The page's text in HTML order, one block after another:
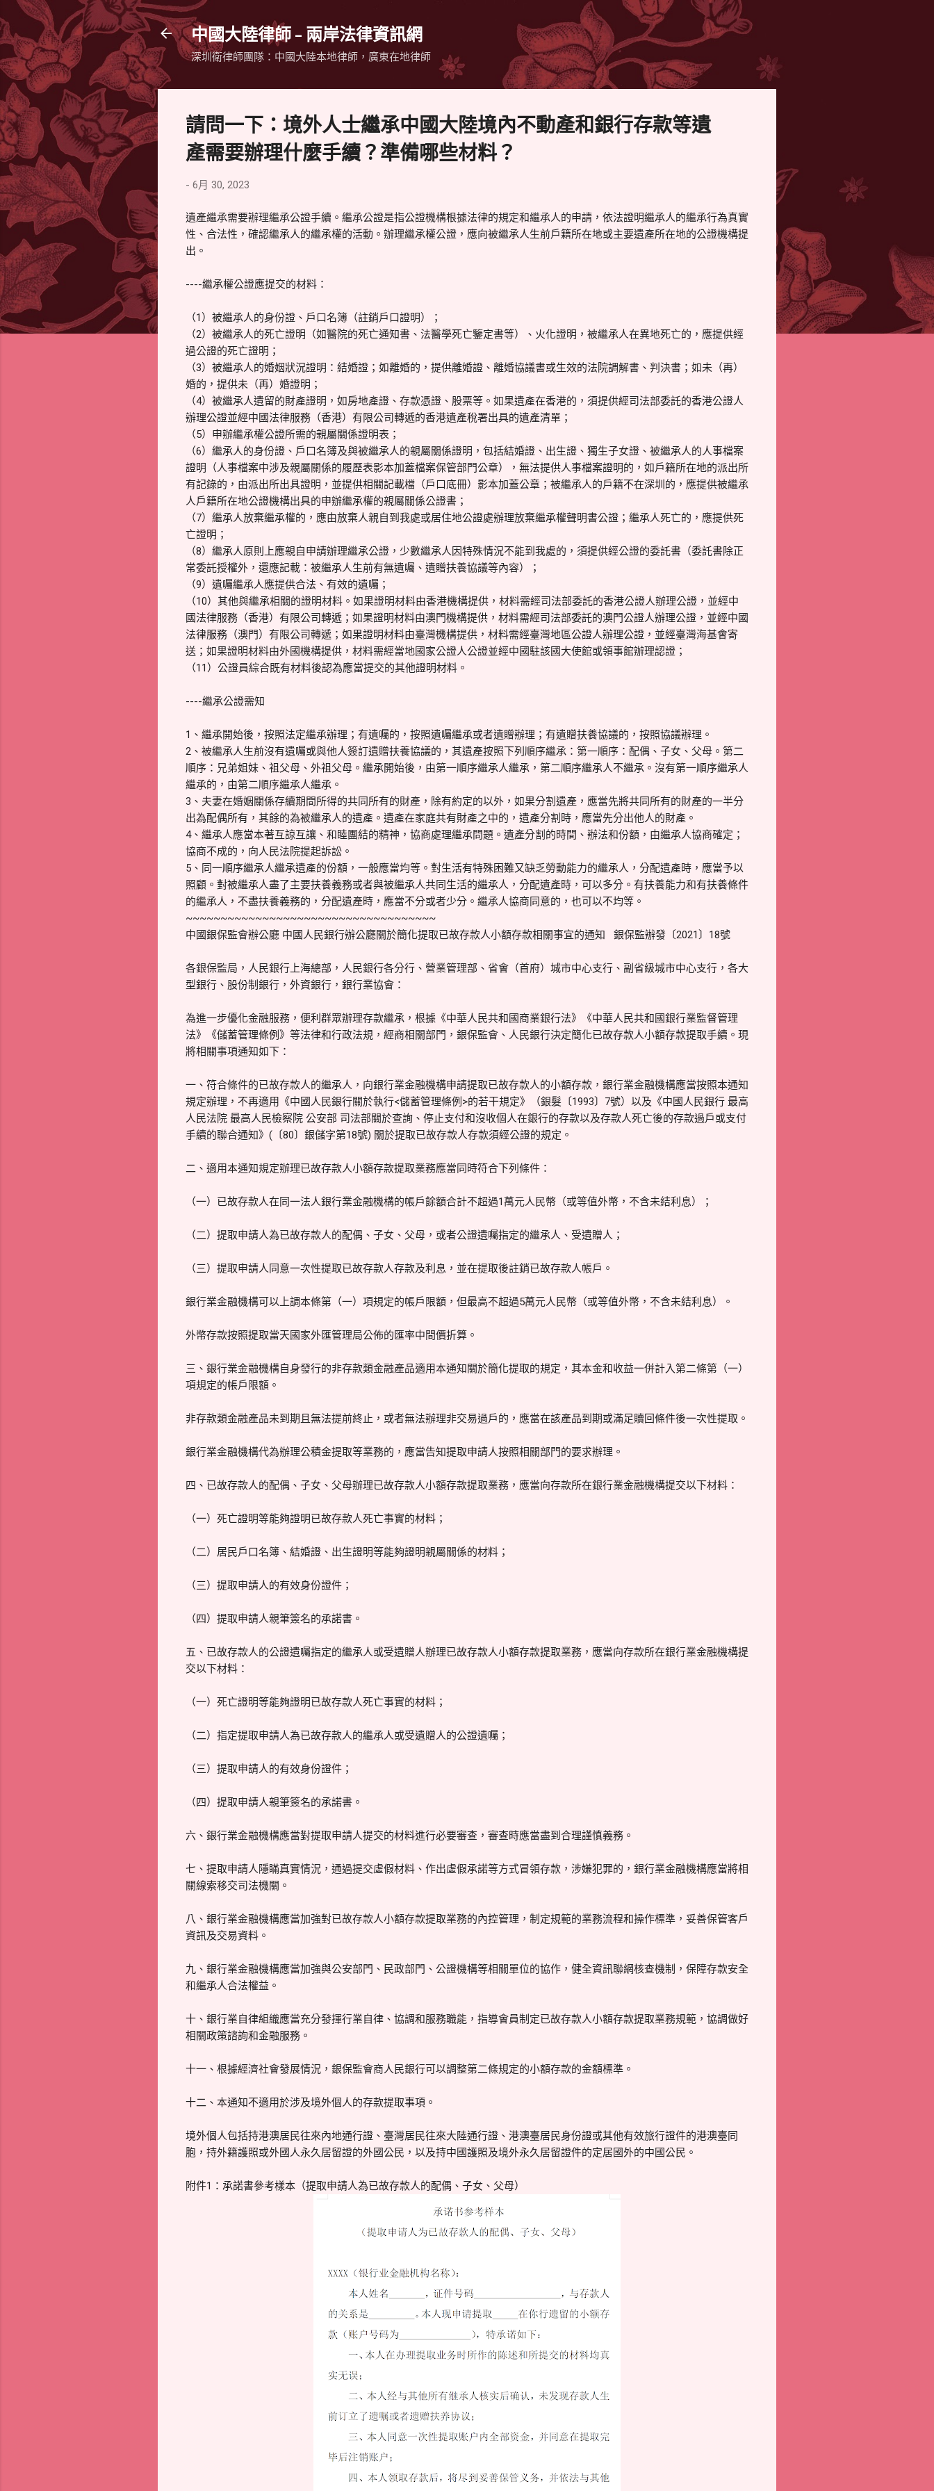
中國大陸律師 - 兩岸法律資訊網
深圳衛律師團隊：中國大陸本地律師，廣東在地律師
請問一下：境外人士繼承中國大陸境內不動產和銀行存款等遺
產需要辦理什麼手續？準備哪些材料？
- 6月 30, 2023
遺產繼承需要辦理繼承公證手續。繼承公證是指公證機構根據法律的規定和繼承人的申請，依法證明繼承人的繼承行為真實
性、合法性，確認繼承人的繼承權的活動。辦理繼承權公證，應向被繼承人生前戶籍所在地或主要遺產所在地的公證機構提
出。
----繼承權公證應提交的材料：
（1）被繼承人的身份證、戶口名簿（註銷戶口證明）；
（2）被繼承人的死亡證明（如醫院的死亡通知書、法醫學死亡鑒定書等）、火化證明，被繼承人在異地死亡的，應提供經
過公證的死亡證明；
（3）被繼承人的婚姻狀況證明：結婚證；如離婚的，提供離婚證、離婚協議書或生效的法院調解書、判決書；如未（再）
婚的，提供未（再）婚證明；
（4）被繼承人遺留的財產證明，如房地產證、存款憑證、股票等。如果遺產在香港的，須提供經司法部委託的香港公證人
辦理公證並經中國法律服務（香港）有限公司轉遞的香港遺產稅署出具的遺產清單；
（5）申辦繼承權公證所需的親屬關係證明表；
（6）繼承人的身份證、戶口名簿及與被繼承人的親屬關係證明，包括結婚證、出生證、獨生子女證、被繼承人的人事檔案
證明（人事檔案中涉及親屬關係的履歷表影本加蓋檔案保管部門公章），無法提供人事檔案證明的，如戶籍所在地的派出所
有記錄的，由派出所出具證明，並提供相關記載檔（戶口底冊）影本加蓋公章；被繼承人的戶籍不在深圳的，應提供被繼承
人戶籍所在地公證機構出具的申辦繼承權的親屬關係公證書；
（7）繼承人放棄繼承權的，應由放棄人親自到我處或居住地公證處辦理放棄繼承權聲明書公證；繼承人死亡的，應提供死
亡證明；
（8）繼承人原則上應親自申請辦理繼承公證，少數繼承人因特殊情況不能到我處的，須提供經公證的委託書（委託書除正
常委託授權外，還應記載：被繼承人生前有無遺囑、遺贈扶養協議等內容）；
（9）遺囑繼承人應提供合法、有效的遺囑；
（10）其他與繼承相關的證明材料。如果證明材料由香港機構提供，材料需經司法部委託的香港公證人辦理公證，並經中
國法律服務（香港）有限公司轉遞；如果證明材料由澳門機構提供，材料需經司法部委託的澳門公證人辦理公證，並經中國
法律服務（澳門）有限公司轉遞；如果證明材料由臺灣機構提供，材料需經臺灣地區公證人辦理公證，並經臺灣海基會寄
送；如果證明材料由外國機構提供，材料需經當地國家公證人公證並經中國駐該國大使館或領事館辦理認證；
（11）公證員綜合既有材料後認為應當提交的其他證明材料。
----繼承公證需知
1、繼承開始後，按照法定繼承辦理；有遺囑的，按照遺囑繼承或者遺贈辦理；有遺贈扶養協議的，按照協議辦理。
2、被繼承人生前沒有遺囑或與他人簽訂遺贈扶養協議的，其遺產按照下列順序繼承：第一順序：配偶、子女、父母。第二
順序：兄弟姐妹、祖父母、外祖父母。繼承開始後，由第一順序繼承人繼承，第二順序繼承人不繼承。沒有第一順序繼承人
繼承的，由第二順序繼承人繼承。
3、夫妻在婚姻關係存續期間所得的共同所有的財產，除有約定的以外，如果分割遺產，應當先將共同所有的財產的一半分
出為配偶所有，其餘的為被繼承人的遺產。遺產在家庭共有財產之中的，遺產分割時，應當先分出他人的財產。
4、繼承人應當本著互諒互讓、和睦團結的精神，協商處理繼承問題。遺產分割的時間、辦法和份額，由繼承人協商確定；
協商不成的，向人民法院提起訴訟。
5、同一順序繼承人繼承遺產的份額，一般應當均等。對生活有特殊困難又缺乏勞動能力的繼承人，分配遺產時，應當予以
照顧。對被繼承人盡了主要扶養義務或者與被繼承人共同生活的繼承人，分配遺產時，可以多分。有扶養能力和有扶養條件
的繼承人，不盡扶養義務的，分配遺產時，應當不分或者少分。繼承人協商同意的，也可以不均等。
~~~~~~~~~~~~~~~~~~~~~~~~~~~~~~~~~~~~
中國銀保監會辦公廳 中國人民銀行辦公廳關於簡化提取已故存款人小額存款相關事宜的通知 銀保監辦發〔2021〕18號
各銀保監局，人民銀行上海總部，人民銀行各分行、營業管理部、省會（首府）城市中心支行、副省級城市中心支行，各大
型銀行、股份制銀行，外資銀行，銀行業協會：
為進一步優化金融服務，便利群眾辦理存款繼承，根據《中華人民共和國商業銀行法》《中華人民共和國銀行業監督管理
法》《儲蓄管理條例》等法律和行政法規，經商相關部門，銀保監會、人民銀行決定簡化已故存款人小額存款提取手續。現
將相關事項通知如下：
一、符合條件的已故存款人的繼承人，向銀行業金融機構申請提取已故存款人的小額存款，銀行業金融機構應當按照本通知
規定辦理，不再適用《中國人民銀行關於執行<儲蓄管理條例>的若干規定》（銀髮〔1993〕7號）以及《中國人民銀行 最高
人民法院 最高人民檢察院 公安部 司法部關於查詢、停止支付和沒收個人在銀行的存款以及存款人死亡後的存款過戶或支付
手續的聯合通知》(〔80〕銀儲字第18號) 關於提取已故存款人存款須經公證的規定。
二、適用本通知規定辦理已故存款人小額存款提取業務應當同時符合下列條件：
（一）已故存款人在同一法人銀行業金融機構的帳戶餘額合計不超過1萬元人民幣（或等值外幣，不含未結利息）；
（二）提取申請人為已故存款人的配偶、子女、父母，或者公證遺囑指定的繼承人、受遺贈人；
（三）提取申請人同意一次性提取已故存款人存款及利息，並在提取後註銷已故存款人帳戶。
銀行業金融機構可以上調本條第（一）項規定的帳戶限額，但最高不超過5萬元人民幣（或等值外幣，不含未結利息）。
外幣存款按照提取當天國家外匯管理局公佈的匯率中間價折算。
三、銀行業金融機構自身發行的非存款類金融產品適用本通知關於簡化提取的規定，其本金和收益一併計入第二條第（一）
項規定的帳戶限額。
非存款類金融產品未到期且無法提前終止，或者無法辦理非交易過戶的，應當在該產品到期或滿足贖回條件後一次性提取。
銀行業金融機構代為辦理公積金提取等業務的，應當告知提取申請人按照相關部門的要求辦理。
四、已故存款人的配偶、子女、父母辦理已故存款人小額存款提取業務，應當向存款所在銀行業金融機構提交以下材料：
（一）死亡證明等能夠證明已故存款人死亡事實的材料；
（二）居民戶口名簿、結婚證、出生證明等能夠證明親屬關係的材料；
（三）提取申請人的有效身份證件；
（四）提取申請人親筆簽名的承諾書。
五、已故存款人的公證遺囑指定的繼承人或受遺贈人辦理已故存款人小額存款提取業務，應當向存款所在銀行業金融機構提
交以下材料：
（一）死亡證明等能夠證明已故存款人死亡事實的材料；
（二）指定提取申請人為已故存款人的繼承人或受遺贈人的公證遺囑；
（三）提取申請人的有效身份證件；
（四）提取申請人親筆簽名的承諾書。
六、銀行業金融機構應當對提取申請人提交的材料進行必要審查，審查時應當盡到合理謹慎義務。
七、提取申請人隱瞞真實情況，通過提交虛假材料、作出虛假承諾等方式冒領存款，涉嫌犯罪的，銀行業金融機構應當將相
關線索移交司法機關。
八、銀行業金融機構應當加強對已故存款人小額存款提取業務的內控管理，制定規範的業務流程和操作標準，妥善保管客戶
資訊及交易資料。
九、銀行業金融機構應當加強與公安部門、民政部門、公證機構等相關單位的協作，健全資訊聯網核查機制，保障存款安全
和繼承人合法權益。
十、銀行業自律組織應當充分發揮行業自律、協調和服務職能，指導會員制定已故存款人小額存款提取業務規範，協調做好
相關政策諮詢和金融服務。
十一、根據經濟社會發展情況，銀保監會商人民銀行可以調整第二條規定的小額存款的金額標準。
十二、本通知不適用於涉及境外個人的存款提取事項。
境外個人包括持港澳居民往來內地通行證、臺灣居民往來大陸通行證、港澳臺居民身份證或其他有效旅行證件的港澳臺同
胞，持外籍護照或外國人永久居留證的外國公民，以及持中國護照及境外永久居留證件的定居國外的中國公民。
附件1：承諾書參考樣本（提取申請人為已故存款人的配偶、子女、父母）